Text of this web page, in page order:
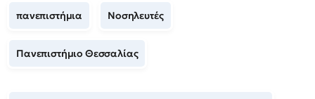
πανεπιστήμια Νοσηλευτές
Πανεπιστήμιο Θεσσαλίας